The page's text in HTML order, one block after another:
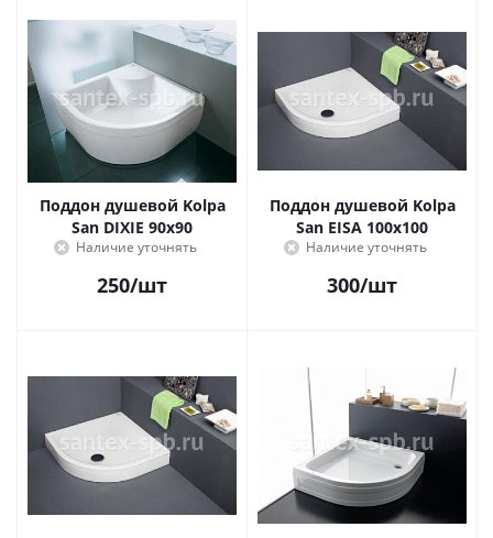
Поддон душевой Kolpa
San DIXIE 90х90
Наличие уточнять
250/шт
Поддон душевой Kolpa
San EISA 100х100
Наличие уточнять
300/шт